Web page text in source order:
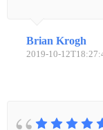
Brian Krogh
2019-10-